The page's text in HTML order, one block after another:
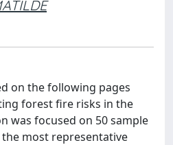
on the following pages
forest fire risks in the
was focused on 50 sample
most representative